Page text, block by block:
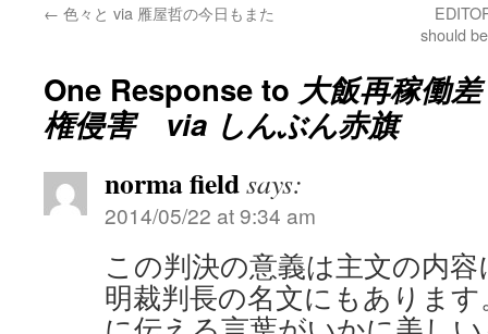
← 色々と via 雁屋哲の今日もまた
should
One Response to 大飯再稼働
権侵害 via しんぶん赤旗
norma fieldsays:
2014/05/22 at 9:34 am
この判決の意義は主文の内
明裁判長の名文にもありま